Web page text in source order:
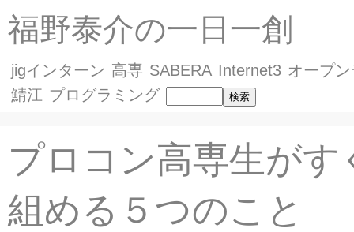
福野泰介の一日一創
jigインターン 高専 SABERA Internet3 オープ
鯖江 プログラミング
プロコン高専生がす
組める５つのこと